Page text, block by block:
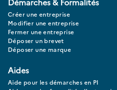
Démarches & Formalités
Créer une entreprise
Modifier une entreprise
Fermer une entreprise
Déposer un brevet
Déposer une marque
Aides
Aide pour les démarches en PI